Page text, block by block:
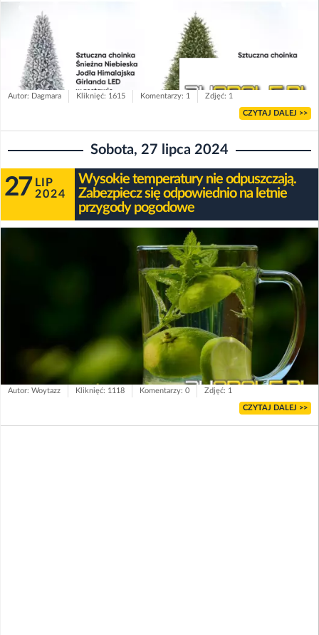
Autor: Dagmara Kliknięć: 1615 Komentarzy: 1 Zdjęć: 1
CZYTAJ DALEJ >>
Sobota, 27 lipca 2024
27 LIP
2024
Wysokie temperatury nie odpuszczają.
Zabezpiecz się odpowiednio na letnie
przygody pogodowe
Autor: Woytazz Kliknięć: 1118 Komentarzy: 0 Zdjęć: 1
CZYTAJ DALEJ >>